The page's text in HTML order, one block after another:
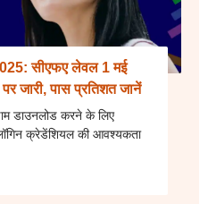
सीएफए लेवल 1 मई
जारी, पास प्रतिशत जानें
डाउनलोड करने के लिए
क्रेडेंशियल की आवश्यकता